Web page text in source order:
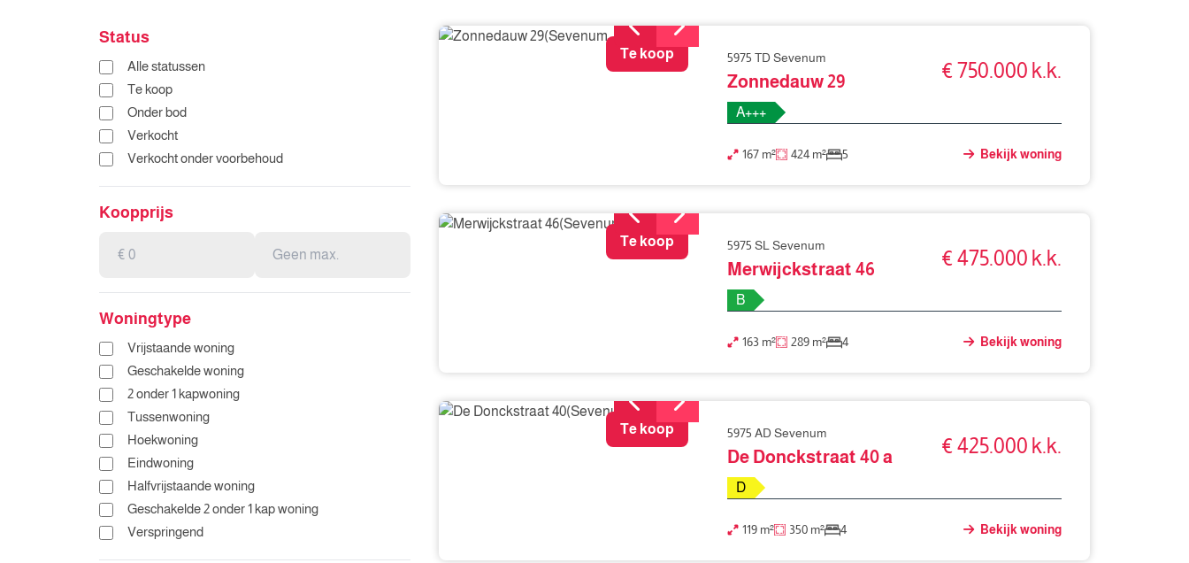
Status
Alle statussen
Te koop
Onder bod
Verkocht
Verkocht onder voorbehoud
Koopprijs
Woningtype
Vrijstaande woning
Geschakelde woning
2 onder 1 kapwoning
Tussenwoning
Hoekwoning
Eindwoning
Halfvrijstaande woning
Geschakelde 2 onder 1 kap woning
Verspringend
Te koop 5975 TD Sevenum
Zonnedauw 29 € 750.000 k.k.
A+++
167 m² 424 m² 5 Bekijk woning
Te koop 5975 SL Sevenum
Merwijckstraat 46 € 475.000 k.k.
B
163 m² 289 m² 4 Bekijk woning
Te koop 5975 AD Sevenum
De Donckstraat 40 a € 425.000 k.k.
D
119 m² 350 m² 4 Bekijk woning